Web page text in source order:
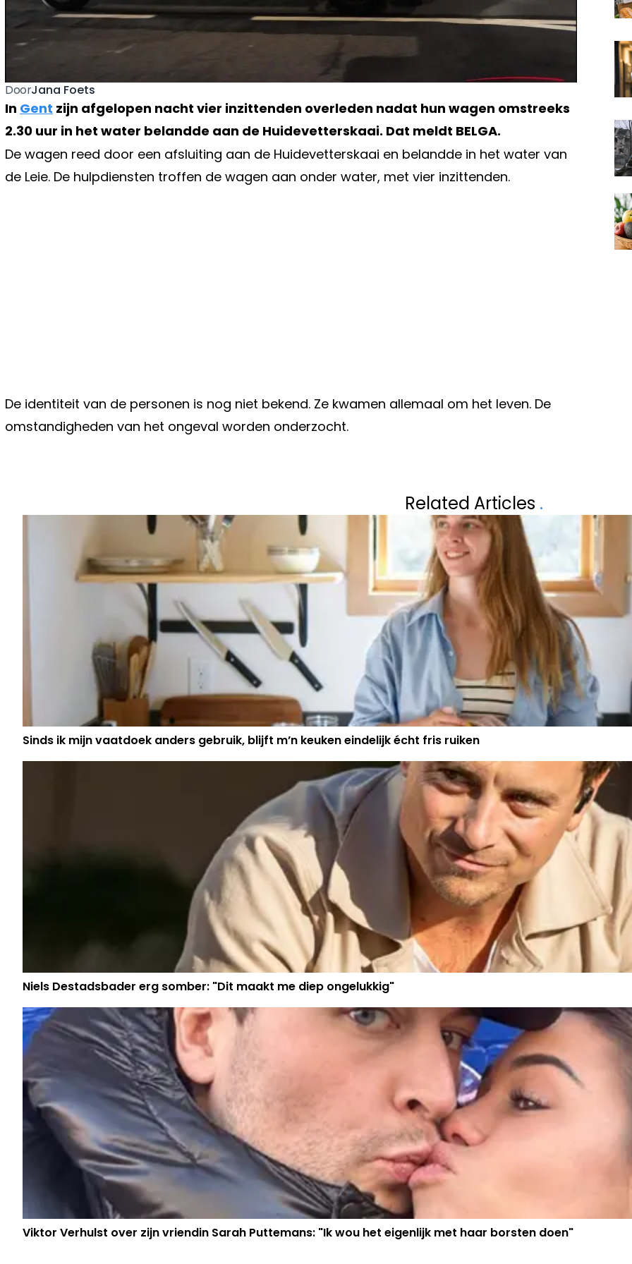
DoorJana Foets
In Gent zijn afgelopen nacht vier inzittenden overleden nadat hun wagen omstreeks
2.30 uur in het water belandde aan de Huidevetterskaai. Dat meldt BELGA.
De wagen reed door een afsluiting aan de Huidevetterskaai en belandde in het water van
de Leie. De hulpdiensten troffen de wagen aan onder water, met vier inzittenden.
De identiteit van de personen is nog niet bekend. Ze kwamen allemaal om het leven. De
omstandigheden van het ongeval worden onderzocht.
DE WEVER OP HAAR PLAATS
LANA GEEFT
COMBINEREN
Related Articles .
Sinds ik mijn vaatdoek anders gebruik, blijft m’n keuken eindelijk écht fris ruiken
Niels Destadsbader erg somber: "Dit maakt me diep ongelukkig"
Viktor Verhulst over zijn vriendin Sarah Puttemans: "Ik wou het eigenlijk met haar borsten doen"